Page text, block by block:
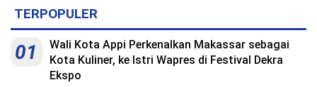
TERPOPULER
01
Wali Kota Appi Perkenalkan Makassar sebagai
Kota Kuliner, ke Istri Wapres di Festival Dekra
Ekspo